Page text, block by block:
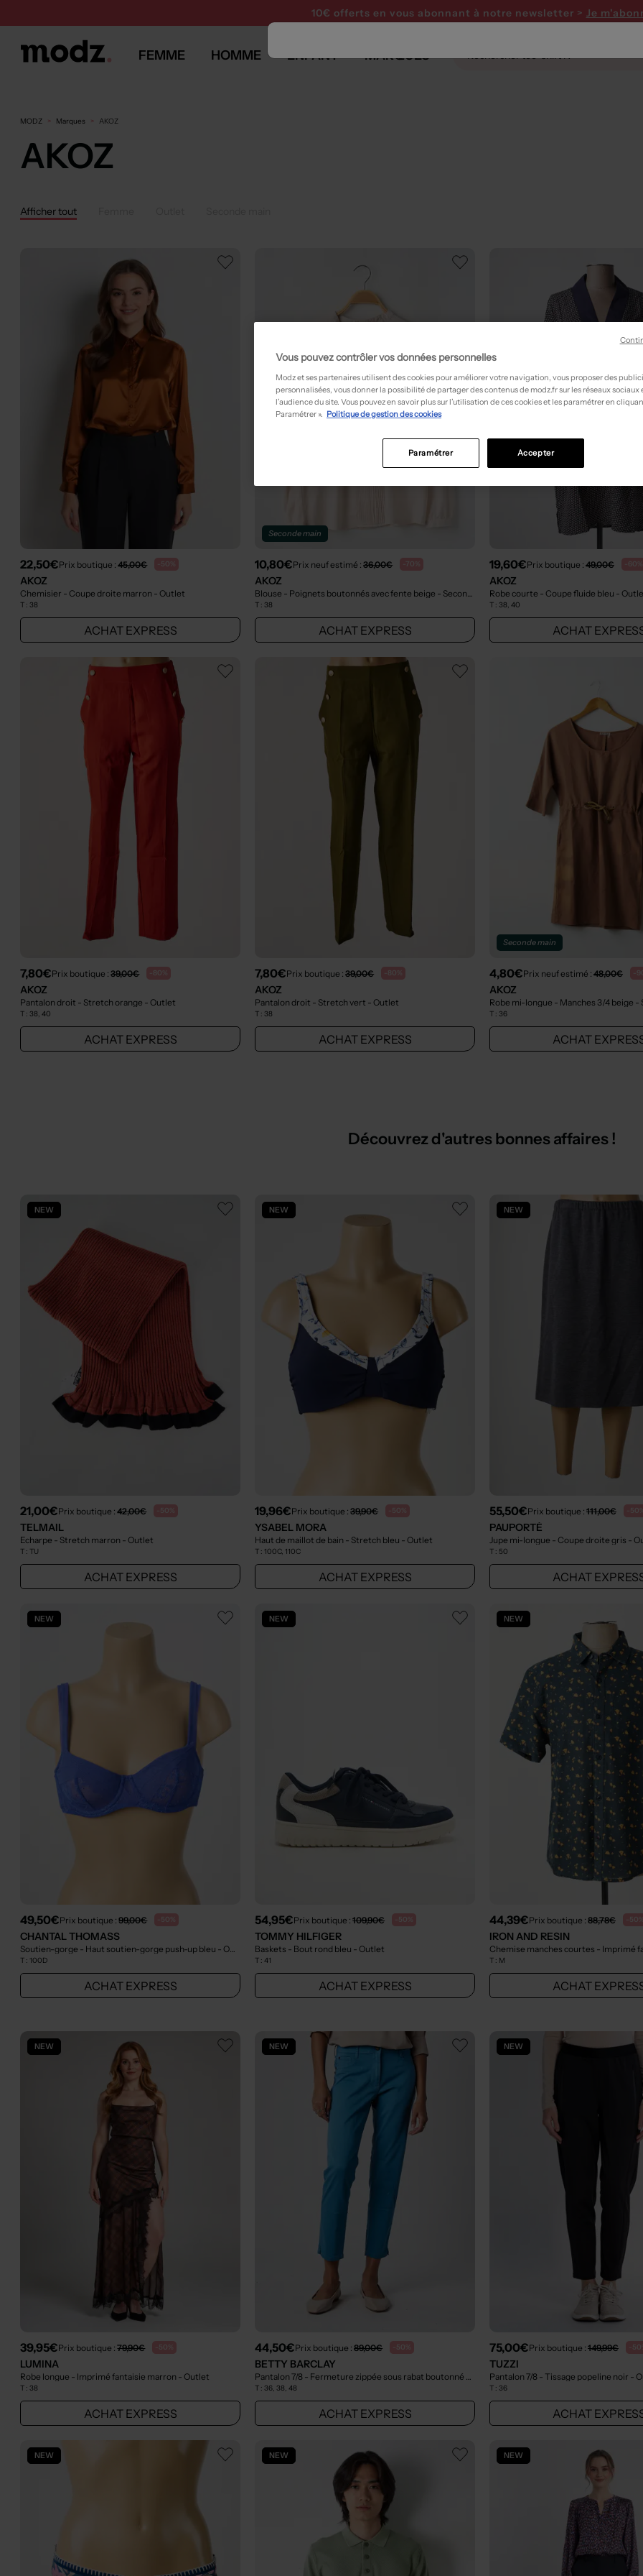
10€ offerts en vous abonnant à notre newsletter > Je
FEMME HOMME ENFANT MARQUES
MODZ Marques AKOZ
AKOZ
Afficher tout
22,50€Prix boutique :45,00€ -50%
AKOZ
Chemisier - Coupe droite marron - Outlet
T :38
ACHAT EXPRESS
Seconde main
10,80€Prix neuf estimé :36,00€ -70%
AKOZ
Blouse - Poignets boutonnés avec fente beige - Seconde main
T :38
ACHAT EXPRESS
19,60€Prix boutique : 49,00€ -60%
AKOZ
Robe courte - Coupe fluide bleu -
T : 38, 40
ACHAT
7,80€Prix boutique :39,00€ -80%
AKOZ
Pantalon droit - Stretch orange - Outlet
T :38, 40
ACHAT EXPRESS
7,80€Prix boutique :39,00€ -80%
AKOZ
Pantalon droit - Stretch vert - Outlet
T :38
ACHAT EXPRESS
Seconde main
4,80€Prix neuf estimé : 48,00€ -
AKOZ
Robe mi-longue - Manches 3/4 beige -
T : 36
ACHAT
Découvrez d'autres bonnes affaires !
NEW
21,00€Prix boutique :42,00€ -50%
TELMAIL
Echarpe - Stretch marron - Outlet
T : TU
ACHAT EXPRESS
NEW
19,96€Prix boutique :39,90€ -50%
YSABEL MORA
Haut de maillot de bain - Stretch bleu - Outlet
T :100C, 110C
ACHAT EXPRESS
NEW
55,50€Prix boutique : 111,00€ -
PAUPORTÉ
Jupe mi-longue - Coupe droite gris -
T : 50
ACHAT
NEW
49,50€Prix boutique :99,00€ -50%
CHANTAL THOMASS
Soutien-gorge - Haut soutien-gorge push-up bleu - Outlet
T :100D
ACHAT EXPRESS
NEW
54,95€Prix boutique :109,90€ -50%
TOMMY HILFIGER
Baskets - Bout rond bleu - Outlet
T :41
ACHAT EXPRESS
NEW
44,39€Prix boutique : 88,78€ -
IRON AND RESIN
Chemise manches courtes - Imprimé
T : M
ACHAT
NEW
39,95€Prix boutique :79,90€ -50%
LUMINA
Robe longue - Imprimé fantaisie marron - Outlet
T :38
ACHAT EXPRESS
NEW
44,50€Prix boutique :89,00€ -50%
BETTY BARCLAY
Pantalon 7/8 - Fermeture zippée sous rabat boutonné bleu - Outlet
T :36, 38, 48
ACHAT EXPRESS
NEW
75,00€Prix boutique : 149,99€ -
TUZZI
Pantalon 7/8 - Tissage popeline noir -
T : 36
ACHAT
NEW NEW NEW
Vous pouvez contrôler vos données personnelles
Modz et ses partenaires utilisent des cookies pour améliorer votre navigation, vous proposer des
personnalisées, vous donner la possibilité de partager des contenus de modz.fr sur les réseaux sociaux
l’audience du site. Vous pouvez en savoir plus sur l’utilisation de ces cookies et les paramétrer en
Paramétrer ». Politique de gestion des cookies
Accepter
Paramétrer